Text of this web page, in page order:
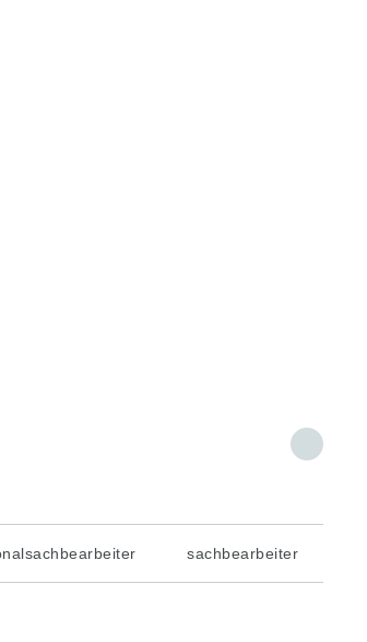
sachbearbeiter